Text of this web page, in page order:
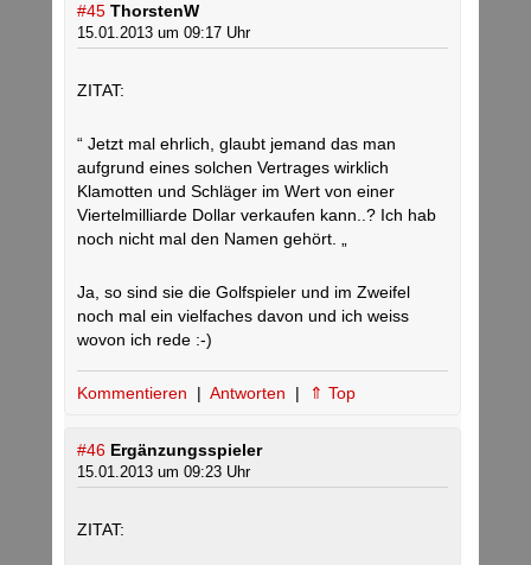
#45 ThorstenW
15.01.2013 um 09:17 Uhr
ZITAT:
“ Jetzt mal ehrlich, glaubt jemand das man
aufgrund eines solchen Vertrages wirklich
Klamotten und Schläger im Wert von einer
Viertelmilliarde Dollar verkaufen kann..? Ich hab
noch nicht mal den Namen gehört. „
Ja, so sind sie die Golfspieler und im Zweifel
noch mal ein vielfaches davon und ich weiss
wovon ich rede :-)
Kommentieren | Antworten | ⇑ Top
#46 Ergänzungsspieler
15.01.2013 um 09:23 Uhr
ZITAT: